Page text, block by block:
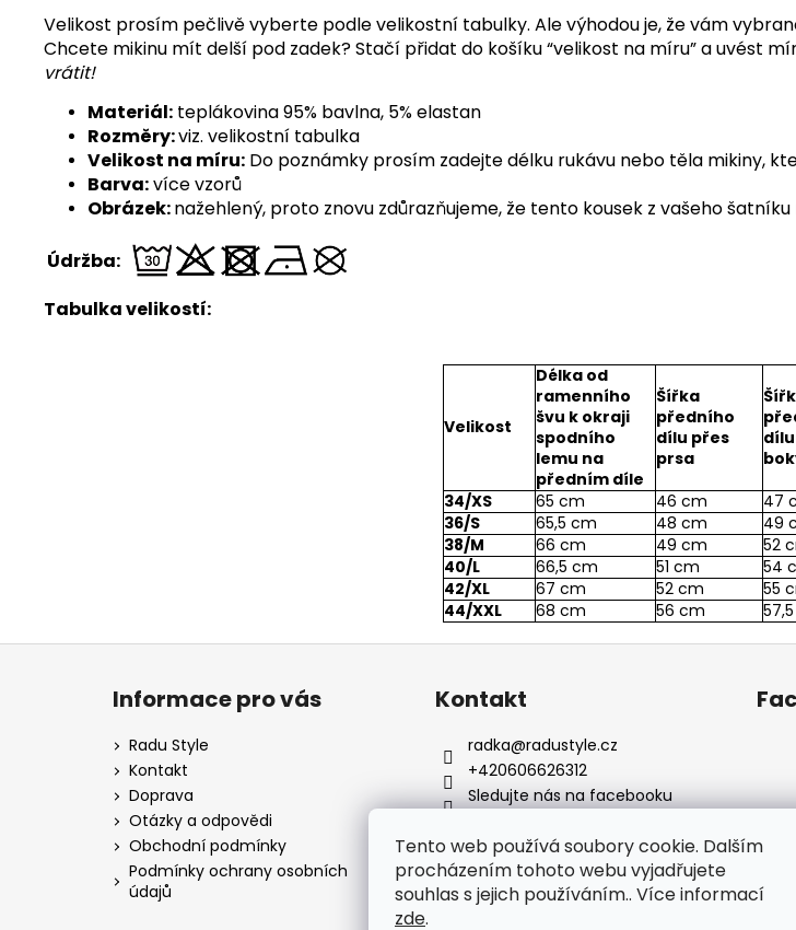
Tento web používá soubory cookie. Dalším
procházením tohoto webu vyjadřujete
souhlas s jejich používáním.. Více informací
zde.
Velikost prosím pečlivě vyberte podle velikostní tabulky. Ale výhodou je, že vám
Chcete mikinu mít delší pod zadek? Stačí přidat do košíku “velikost na míru” a uvést
vrátit!
Materiál: teplákovina 95% bavlna, 5% elastan
Rozměry:viz. velikostní tabulka
Velikost na míru: Do poznámky prosím zadejte délku rukávu nebo těla mikiny,
Barva:více vzorů
Obrázek:nažehlený, proto znovu zdůrazňujeme, že tento kousek z vašeho
Údržba:
Tabulka velikostí:
Velikost
Délka od
ramenního
švu k okraji
spodního
lemu na
předním díle
Šířka
předního
dílu přes
prsa
34/XS
65 cm 46 cm 47
36/S
65,5 cm 48 cm 49
38/M
66 cm 49 cm 52
40/L
66,5 cm 51 cm 54
42/XL
67 cm 52 cm 55
44/XXL
68 cm 56 cm
Informace pro vás
Radu Style
Kontakt
Doprava
Otázky a odpovědi
Obchodní podmínky
Podmínky ochrany osobních
údajů
Kontakt
radka@radustyle.cz
+420606626312
Sledujte nás na facebooku